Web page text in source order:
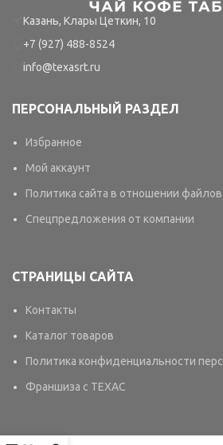
Казань, Клары Цеткин, 10
+7 (927) 488-8524
info@texasrt.ru
ПЕРСОНАЛЬНЫЙ РАЗДЕЛ
Избранное
Мой аккаунт
Политика сайта в отношении
Спецпредложения от компании
СТРАНИЦЫ САЙТА
Контакты
Каталог товаров
Политика конфиденциальности
Франшиза с TEXAC